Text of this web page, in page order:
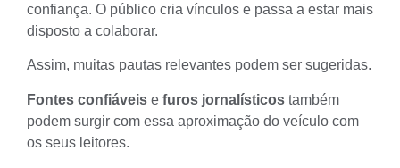
confiança. O público cria vínculos e passa a estar mais
disposto a colaborar.
Assim, muitas pautas relevantes podem ser sugeridas.
Fontes confiáveis e furos jornalísticos também
podem surgir com essa aproximação do veículo com
os seus leitores.